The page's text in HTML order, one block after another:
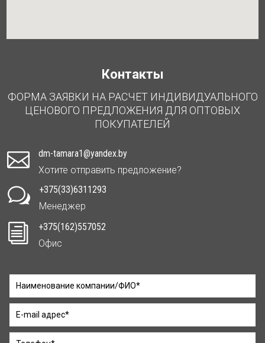
Контакты
ФОРМА ЗАЯВКИ НА РАСЧЕТ ИНДИВИДУАЛЬНОГО
ЦЕНОВОГО ПРЕДЛОЖЕНИЯ ДЛЯ ОПТОВЫХ
ПОКУПАТЕЛЕЙ

dm-tamara1@yandex.by
Хотите отправить предложение?
w
+375(33)6311293
Менеджер
i
+375(162)557052
Офис